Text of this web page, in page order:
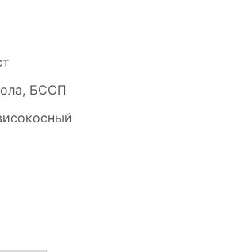
БССП